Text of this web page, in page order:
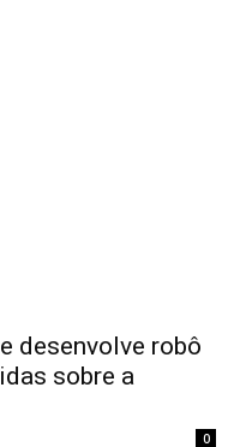
desenvolve robô
sobre a
0